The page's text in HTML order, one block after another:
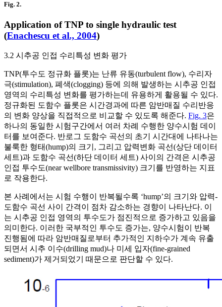
Fig. 2.
Application of TNP to single hydraulic test
(Enachescu et al., 2004)
3.2 시추공 인접 수리특성 변화 평가
TNP(투수도 정규화 플롯)는 난류 유동(turbulent flow), 수리자
극(stimulation), 폐색(clogging) 등에 의해 발생하는 시추공 인접
영역의 수리특성 변화를 평가하는데 유용하게 활용될 수 있다.
정규화된 도함수 플롯은 시간경과에 따른 암반매질 수리반응
의 변화 양상을 직접적으로 비교할 수 있도록 해준다. Fig. 3은
하나의 동일한 시험구간에서 여러 차례 수행한 양수시험 데이
터를 보여준다. 반로그 도함수 곡선의 초기 시간대에 나타나는
불룩한 형태(hump)의 크기, 그리고 압력변화 곡선(상단 데이터
세트)과 도함수 곡선(하단 데이터 세트) 사이의 간격은 시추공
인접 투수도(near wellbore transmissivity) 크기를 반영하는 지표
로 작용한다.
본 사례에서는 시험 수행이 반복될수록 ‘hump’의 크기와 압력-
도함수 곡선 사이 간격이 점차 감소하는 경향이 나타난다. 이
는 시추공 인접 영역의 투수도가 점진적으로 증가하고 있음을
의미한다. 이러한 국부적인 투수도 증가는, 양수시험이 반복
진행됨에 따라 암반매질로부터 추가적인 지하수가 계속 유출
되면서 시추 이수(drilling mud)나 미세 입자(fine-grained
sediment)가 제거되었기 때문으로 판단할 수 있다.